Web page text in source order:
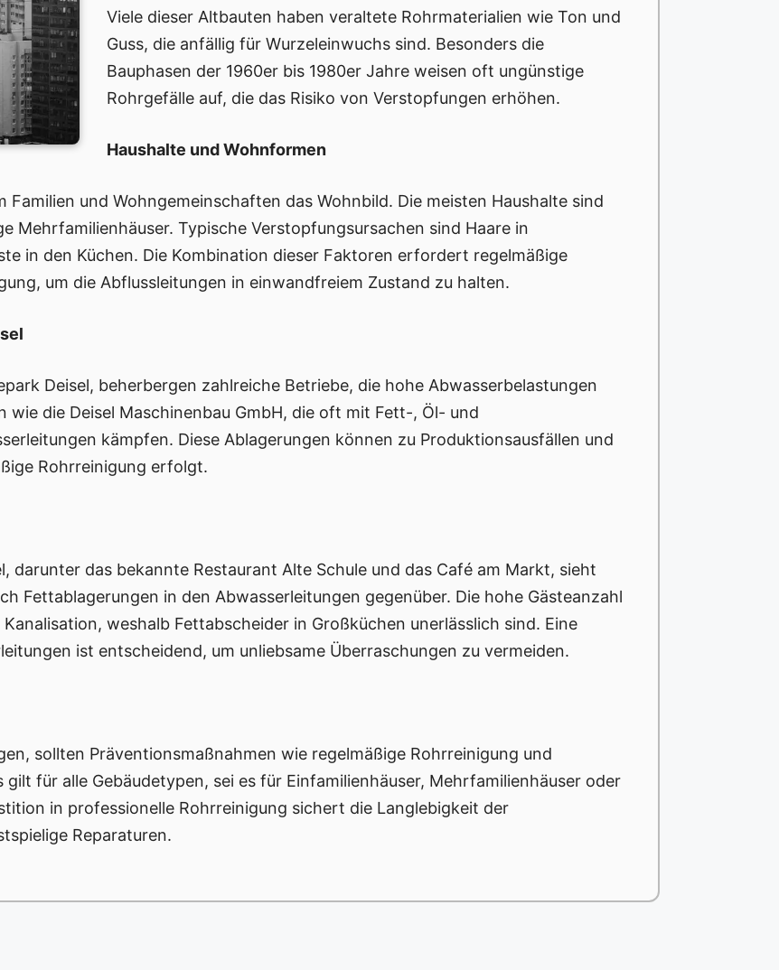
Viele dieser Altbauten haben veraltete Rohrmaterialien wie Ton und
Guss, die anfällig für Wurzeleinwuchs sind. Besonders die
Bauphasen der 1960er bis 1980er Jahre weisen oft ungünstige
Rohrgefälle auf, die das Risiko von Verstopfungen erhöhen.
Haushalte und Wohnformen
Familien und Wohngemeinschaften das Wohnbild. Die meisten Haushalte sind
Mehrfamilienhäuser. Typische Verstopfungsursachen sind Haare in
in den Küchen. Die Kombination dieser Faktoren erfordert regelmäßige
um die Abflussleitungen in einwandfreiem Zustand zu halten.
Deisel, beherbergen zahlreiche Betriebe, die hohe Abwasserbelastungen
wie die Deisel Maschinenbau GmbH, die oft mit Fett-, Öl- und
kämpfen. Diese Ablagerungen können zu Produktionsausfällen und
Rohrreinigung erfolgt.
darunter das bekannte Restaurant Alte Schule und das Café am Markt, sieht
Fettablagerungen in den Abwasserleitungen gegenüber. Die hohe Gästeanzahl
weshalb Fettabscheider in Großküchen unerlässlich sind. Eine
ist entscheidend, um unliebsame Überraschungen zu vermeiden.
sollten Präventionsmaßnahmen wie regelmäßige Rohrreinigung und
für alle Gebäudetypen, sei es für Einfamilienhäuser, Mehrfamilienhäuser oder
in professionelle Rohrreinigung sichert die Langlebigkeit der
Reparaturen.